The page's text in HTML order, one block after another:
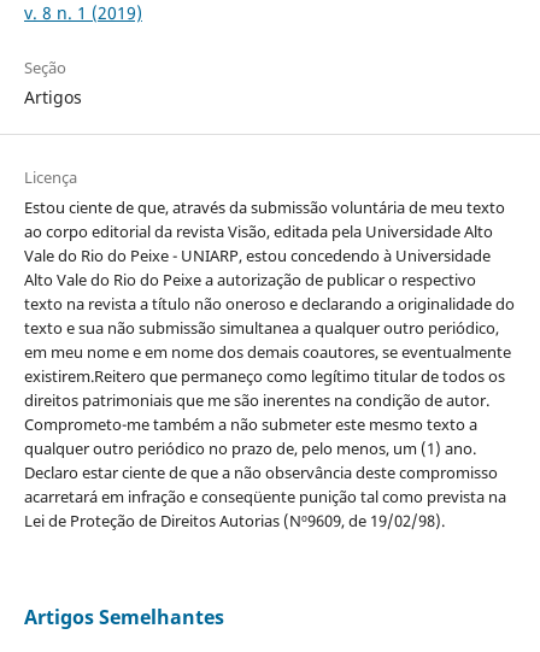
v. 8 n. 1 (2019)
Seção
Artigos
Licença
Estou ciente de que, através da submissão voluntária de meu texto
ao corpo editorial da revista Visão, editada pela Universidade Alto
Vale do Rio do Peixe - UNIARP, estou concedendo à Universidade
Alto Vale do Rio do Peixe a autorização de publicar o respectivo
texto na revista a título não oneroso e declarando a originalidade do
texto e sua não submissão simultanea a qualquer outro periódico,
em meu nome e em nome dos demais coautores, se eventualmente
existirem.Reitero que permaneço como legítimo titular de todos os
direitos patrimoniais que me são inerentes na condição de autor.
Comprometo-me também a não submeter este mesmo texto a
qualquer outro periódico no prazo de, pelo menos, um (1) ano.
Declaro estar ciente de que a não observância deste compromisso
acarretará em infração e conseqüente punição tal como prevista na
Lei de Proteção de Direitos Autorias (Nº9609, de 19/02/98).
Artigos Semelhantes